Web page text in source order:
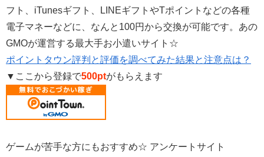
フト、iTunesギフト、LINEギフトやTポイントなどの各種
電子マネーなどに、なんと100円から交換が可能です。あの
GMOが運営する最大手お小遣いサイト☆
ポイントタウン評判と評価を調べてみた結果と注意点は？
▼ここから登録で500ptがもらえます
ゲームが苦手な方にもおすすめ☆ アンケートサイト